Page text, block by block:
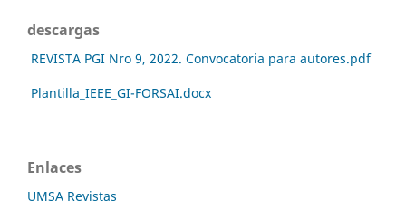
descargas
REVISTA PGI Nro 9, 2022. Convocatoria para autores.pdf
Plantilla_IEEE_GI-FORSAI.docx
Enlaces
UMSA Revistas